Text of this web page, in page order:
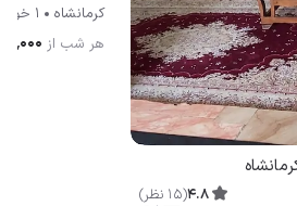
4.8
(
15 نظر)
کرمانشاه
1 خوابه
هر شب از